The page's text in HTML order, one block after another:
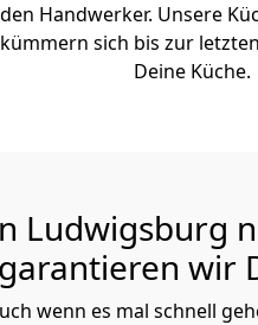
Handwerker. Unsere
kümmern sich bis zur
Deine Küche.
Ludwigsburg
wir
wenn es mal schnell